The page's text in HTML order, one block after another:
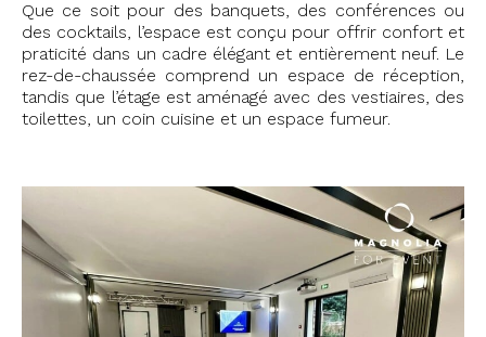
Que ce soit pour des banquets, des conférences ou
des cocktails, l’espace est conçu pour offrir confort et
praticité dans un cadre élégant et entièrement neuf. Le
rez-de-chaussée comprend un espace de réception,
tandis que l’étage est aménagé avec des vestiaires, des
toilettes, un coin cuisine et un espace fumeur.